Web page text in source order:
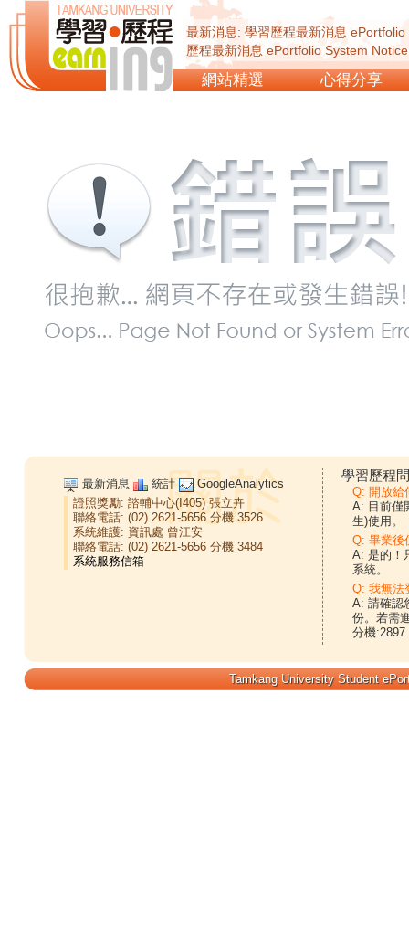
最新消息: 學習歷程最新消息
歷程最新消息 ePortfolio System
ePortfolio System Notice...
網站精選 心得分享
最新消息 統計
GoogleAnalytics
證照獎勵: 諮輔中心(I405)張立卉
聯絡電話: (02) 2621-5656 分機 3526
系統維護: 資訊處 曾江安
聯絡電話: (02) 2621-5656 分機 3484
學習歷程
Q: 開放給
A: 目前僅
生)使用。
Q: 畢業後
A: 是的！
系統。
Q: 我無法
A: 請確認
份。若需
分機:2897
Tamkang University Student